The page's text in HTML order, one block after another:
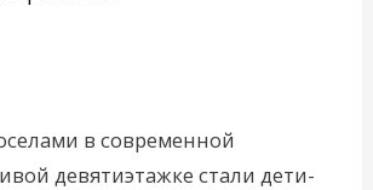
в современной
девятиэтажке стали дети-